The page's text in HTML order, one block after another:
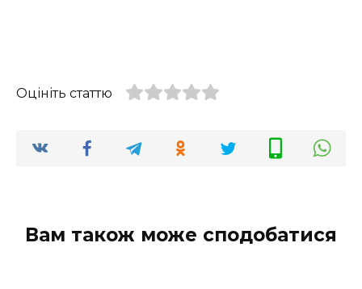
Оцініть статтю
Вам також може сподобатися